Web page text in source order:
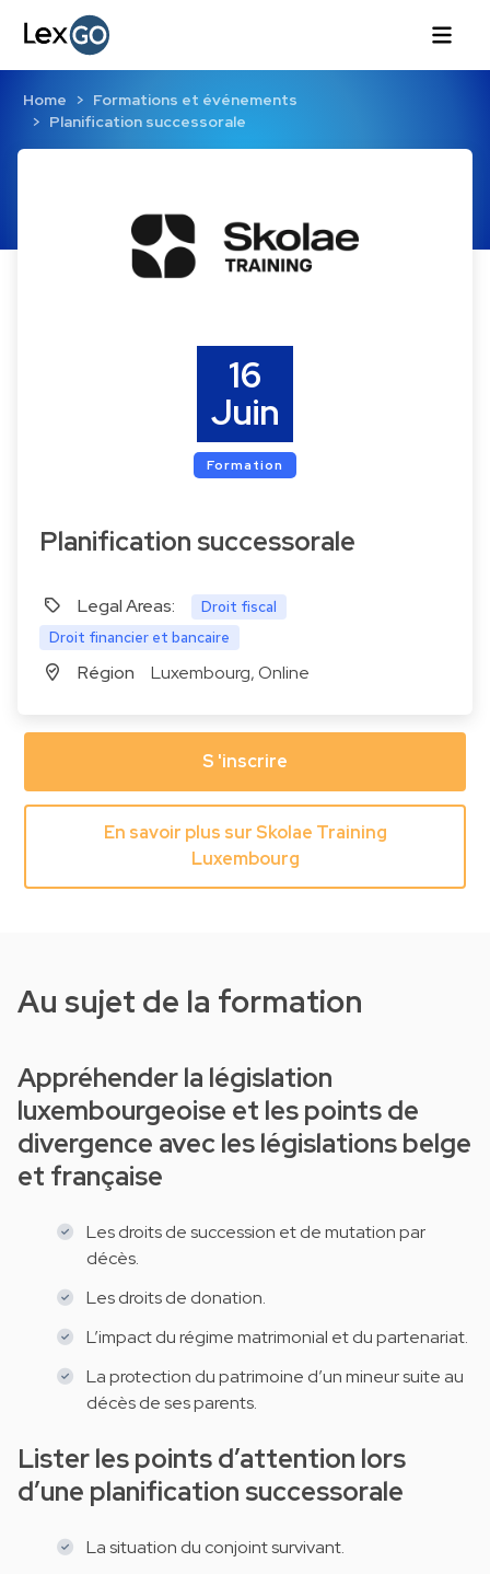
Home
Formations et événements
Planification successorale
Planification successorale
Legal Areas:
Droit fiscal
Droit financier et bancaire
Région Luxembourg, Online
16
Juin
Formation
S 'inscrire
En savoir plus sur Skolae Training
Luxembourg
Au sujet de la formation
Appréhender la législation
luxembourgeoise et les points de
divergence avec les législations belge
et française
Les droits de succession et de mutation par
décès.
Les droits de donation.
L’impact du régime matrimonial et du partenariat.
La protection du patrimoine d’un mineur suite au
décès de ses parents.
Lister les points d’attention lors
d’une planification successorale
La situation du conjoint survivant.